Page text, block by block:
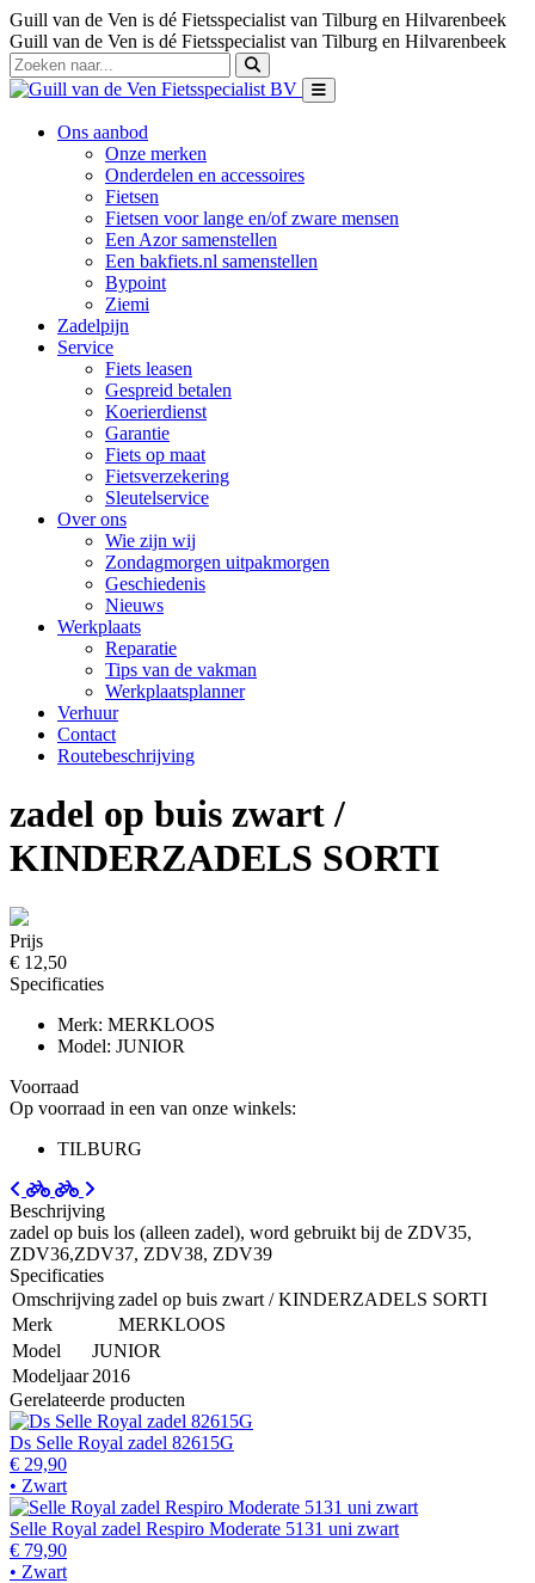
Guill van de Ven is dé Fietsspecialist van Tilburg en Hilvarenbeek
Guill van de Ven is dé Fietsspecialist van Tilburg en Hilvarenbeek
Ons aanbod
Onze merken
Onderdelen en accessoires
Fietsen
Fietsen voor lange en/of zware mensen
Een Azor samenstellen
Een bakfiets.nl samenstellen
Bypoint
Ziemi
Zadelpijn
Service
Fiets leasen
Gespreid betalen
Koerierdienst
Garantie
Fiets op maat
Fietsverzekering
Sleutelservice
Over ons
Wie zijn wij
Zondagmorgen uitpakmorgen
Geschiedenis
Nieuws
Werkplaats
Reparatie
Tips van de vakman
Werkplaatsplanner
Verhuur
Contact
Routebeschrijving
zadel op buis zwart /
KINDERZADELS SORTI
Prijs
€ 12,50
Specificaties
Merk: MERKLOOS
Model: JUNIOR
Voorraad
Op voorraad in een van onze winkels:
TILBURG
Beschrijving
zadel op buis los (alleen zadel), word gebruikt bij de ZDV35,
ZDV36,ZDV37, ZDV38, ZDV39
Specificaties
Omschrijvingzadel op buis zwart / KINDERZADELS SORTI
Merk
MERKLOOS
Model
JUNIOR
Modeljaar 2016
Gerelateerde producten
Ds Selle Royal zadel 82615G
€ 29,90
• Zwart
Selle Royal zadel Respiro Moderate 5131 uni zwart
€ 79,90
• Zwart